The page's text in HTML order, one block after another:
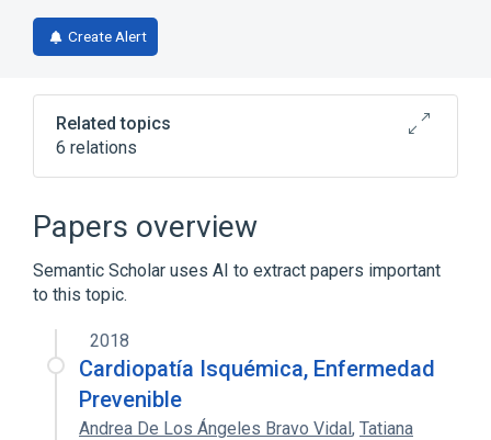
Create Alert
Related topics
6 relations
Antibodies
Disease
Microbiology procedure
Expand
Papers overview
Semantic Scholar uses AI to extract papers important
to this topic.
2018
Cardiopatía Isquémica, Enfermedad
Prevenible
Andrea De Los Ángeles Bravo Vidal, Tatiana